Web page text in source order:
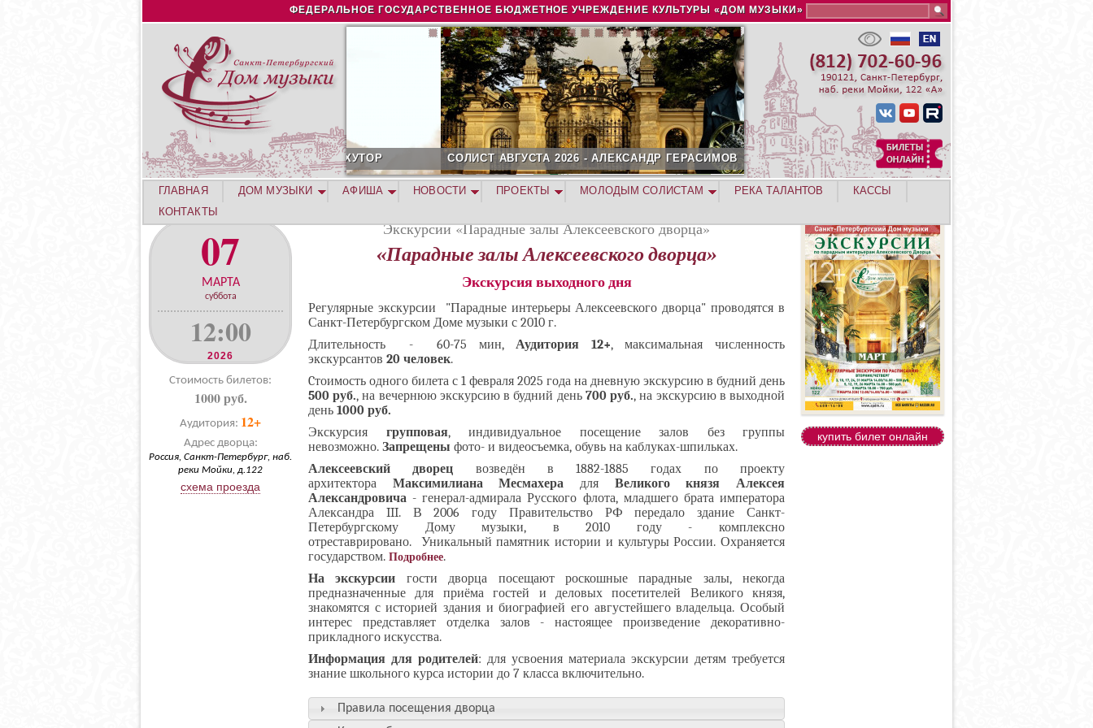
Jump to navigation
ФЕДЕРАЛЬНОЕ ГОСУДАРСТВЕННОЕ БЮДЖЕТНОЕ УЧРЕЖДЕНИЕ КУЛЬТУРЫ «ДОМ МУЗЫКИ»
СОЛИСТ АВГУСТА 2026 - АЛЕКСАНДР ГЕРАСИМОВ
07
МАРТА
суббота
12:00
2026
Стоимость билетов:
1000 руб.
Аудитория: 12+
Адрес дворца:
Россия, Санкт-Петербург, наб.
реки Мойки, д.122
схема проезда
Экскурсии «Парадные залы Алексеевского дворца»
«Парадные залы Алексеевского дворца»
Экскурсиявыходного дня
Регулярные экскурсии "Парадные интерьеры Алексеевского дворца" проводятся в
Санкт-Петербургском Доме музыки с 2010 г.
Длительность - 60-75 мин,Аудитория 12+, максимальная численность
экскурсантов 20 человек.
Cтоимость одного билета с 1 февраля 2025 года на дневную экскурсию в будний день
500 руб., на вечернюю экскурсию в будний день 700 руб., на экскурсию в выходной
день 1000 руб.
Экскурсия групповая, индивидуальное посещение залов без группы
невозможно. Запрещены фото- и видеосъемка, обувь на каблуках-шпильках.
Алексеевский дворец возведён в 1882-1885 годах по проекту
архитектора Максимилиана Месмахера для Великого князя Алексея
Александровича - генерал-адмирала Русского флота, младшего брата императора
Александра III. В 2006 году Правительство РФ передало здание Санкт-
Петербургскому Дому музыки, в 2010 году - комплексно
отреставрировано. Уникальный памятник истории и культуры России. Охраняется
государством. Подробнее.
На экскурсии гости дворца посещают роскошные парадные залы, некогда
предназначенные для приёма гостей и деловых посетителей Великого князя,
знакомятся с историей здания и биографией его августейшего владельца. Особый
интерес представляет отделка залов - настоящее произведение декоративно-
прикладного искусства.
Информация для родителей: для усвоения материала экскурсии детям требуется
знание школьного курса истории до 7 класса включительно.
Правила посещения дворца
купить билет онлайн
ГЛАВНАЯ ДОМ МУЗЫКИ АФИША НОВОСТИ ПРОЕКТЫ МОЛОДЫМ СОЛИСТАМ РЕКА ТАЛАНТОВ
КАССЫ
КОНТАКТЫ